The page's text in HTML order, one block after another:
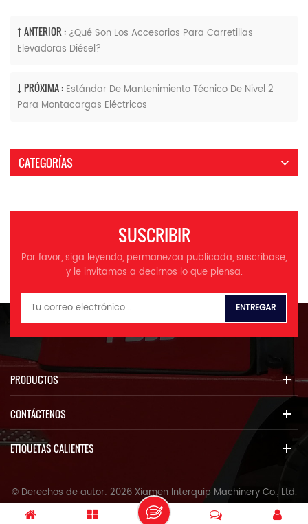
ANTERIOR : ¿Qué Son Los Accesorios Para Carretillas
Elevadoras Diésel?
PRÓXIMA : Estándar De Mantenimiento Técnico De Nivel 2
Para Montacargas Eléctricos
CATEGORÍAS
SUSCRIBIR
Por favor, siga leyendo, permanezca publicada, suscríbase,
y le invitamos a decirnos lo que piensa.
PRODUCTOS
CONTÁCTENOS
ETIQUETAS CALIENTES
© Derechos de autor: 2026 Xiamen Interquip Machinery Co., Ltd.
Reservados todos los derechos.